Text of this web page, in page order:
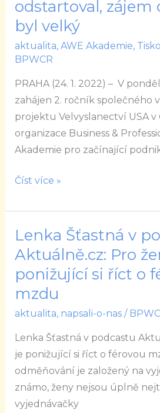
odstartoval, zájem
byl velký
aktualita, AWE Akademie,
BPWCR
PRAHA (24. 1. 2022) – V
zahájen 2. ročník společného
projektu Velvyslanectví USA v
organizace Business &
Akademie pro začínající
pro
začínající
podnikatelky
odstartoval,
zájem
o
studium
byl
velký
Číst více »
Lenka Šťastná v
Aktuálně.cz: Pro
ponižující si říct o
mzdu
aktualita, napsali-o-nas/
Lenka Šťastná v podcastu
je ponižující si říct o férovou
odměňování je založený na
známo, ženy nejsou úplně
vyjednávačky
Lenka
Šťastná
podcastu
Aktuálně.cz:
Pro
ženy
je
ponižující
říct